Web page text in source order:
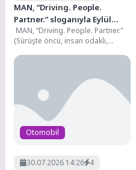
MAN, “Driving. People.
Partner.” sloganıyla Eylül
ayındaki IAA Transportation
2026’da
MAN, “Driving. People. Partner."
(Sürüşte öncü, insan odaklı,
alacağı Eylül ayındaki...
Otomobil
30.07.2026 14:26 4